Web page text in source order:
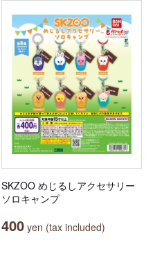
SKZOO めじるしアクセサリー
ソロキャンプ
400 yen (tax included)